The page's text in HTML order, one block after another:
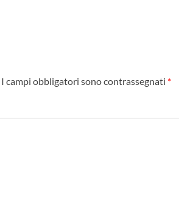
I campi obbligatori sono contrassegnati *